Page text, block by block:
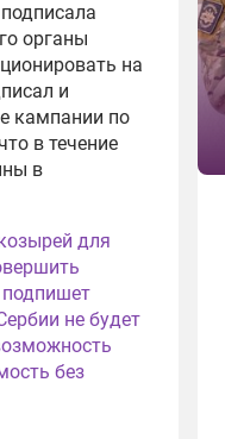
органы
на
и
кампании по
в течение
в
для
не будет
без